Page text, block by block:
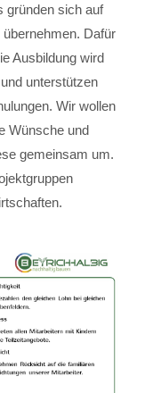
gründen sich auf
Dafür
Ausbildung wird
unterstützen
Wir wollen
Wünsche und
gemeinsam um.